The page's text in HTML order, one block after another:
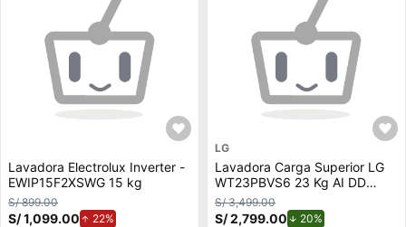
Lavadora Electrolux Inverter -
EWIP15F2XSWG 15 kg
S/ 899.00
S/ 1,099.00 22%
LG
Lavadora Carga Superior LG
WT23PBVS6 23 Kg AI DD
Negro Plateado
S/ 3,499.00
S/ 2,799.00 20%